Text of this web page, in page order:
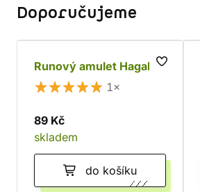
Doporučujeme
Runový amulet Hagal
1×
89 Kč
skladem
do košíku